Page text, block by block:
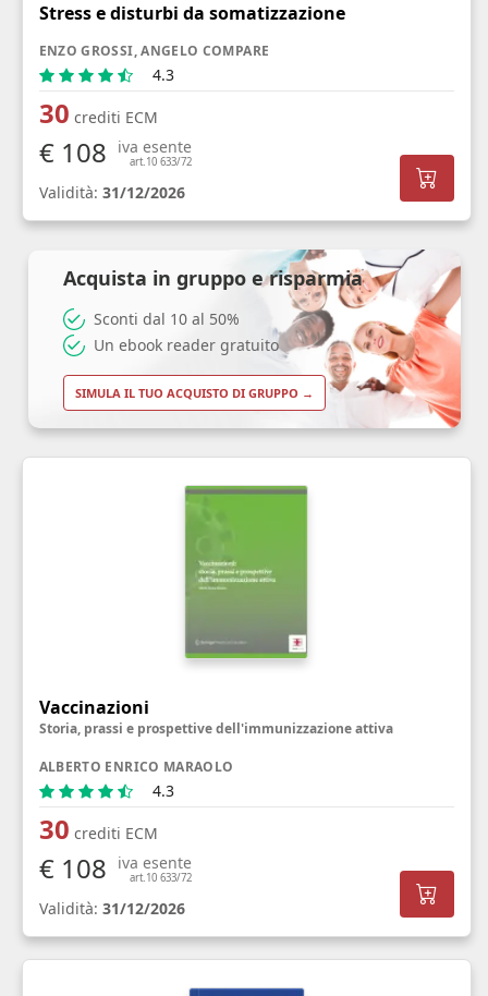
Stress e disturbi da somatizzazione
ENZO GROSSI, ANGELO COMPARE
4.3
30 crediti ECM
€ 108 iva esente
art.10 633/72
Validità: 31/12/2026
Vaccinazioni
Storia, prassi e prospettive dell'immunizzazione attiva
ALBERTO ENRICO MARAOLO
4.3
30 crediti ECM
€ 108 iva esente
art.10 633/72
Validità: 31/12/2026
Acquista in gruppo e risparmia
Sconti dal 10 al 50%
Un ebook reader gratuito
SIMULA IL TUO ACQUISTO DI GRUPPO →